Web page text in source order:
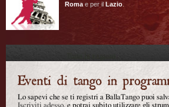
Roma e per il Lazio
Lo sapevi che se ti registri a BallaTango puoi